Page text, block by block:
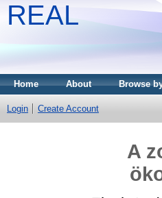
REAL
Home About Browse
Login Create Account
A